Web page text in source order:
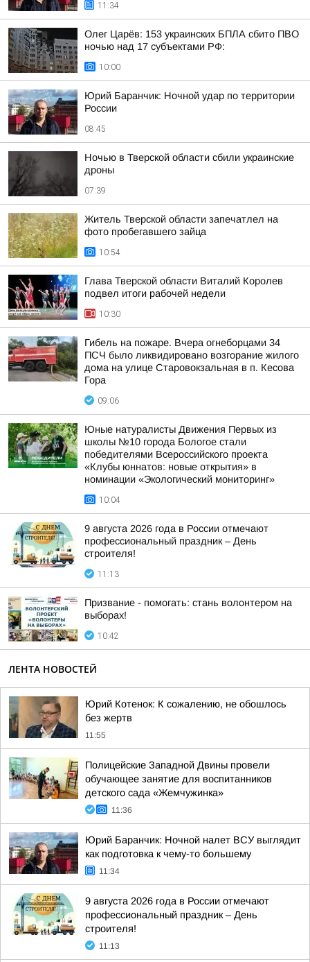
11:34
Олег Царёв: 153 украинских БПЛА сбито ПВО
ночью над 17 субъектами РФ:
10:00
Юрий Баранчик: Ночной удар по территории
России
08:45
Ночью в Тверской области сбили украинские
дроны
07:39
Житель Тверской области запечатлел на
фото пробегавшего зайца
10:54
Глава Тверской области Виталий Королев
подвел итоги рабочей недели
10:30
Гибель на пожаре. Вчера огнеборцами 34
ПСЧ было ликвидировано возгорание жилого
дома на улице Старовокзальная в п. Кесова
Гора
09:06
Юные натуралисты Движения Первых из
школы №10 города Бологое стали
победителями Всероссийского проекта
«Клубы юннатов: новые открытия» в
номинации «Экологический мониторинг»
10:04
9 августа 2026 года в России отмечают
профессиональный праздник – День
строителя!
11:13
Призвание - помогать: стань волонтером на
выборах!
10:42
ЛЕНТА НОВОСТЕЙ
Юрий Котенок: К сожалению, не обошлось
без жертв
11:55
Полицейские Западной Двины провели
обучающее занятие для воспитанников
детского сада «Жемчужинка»
11:36
Юрий Баранчик: Ночной налет ВСУ выглядит
как подготовка к чему-то большему
11:34
9 августа 2026 года в России отмечают
профессиональный праздник – День
строителя!
11:13